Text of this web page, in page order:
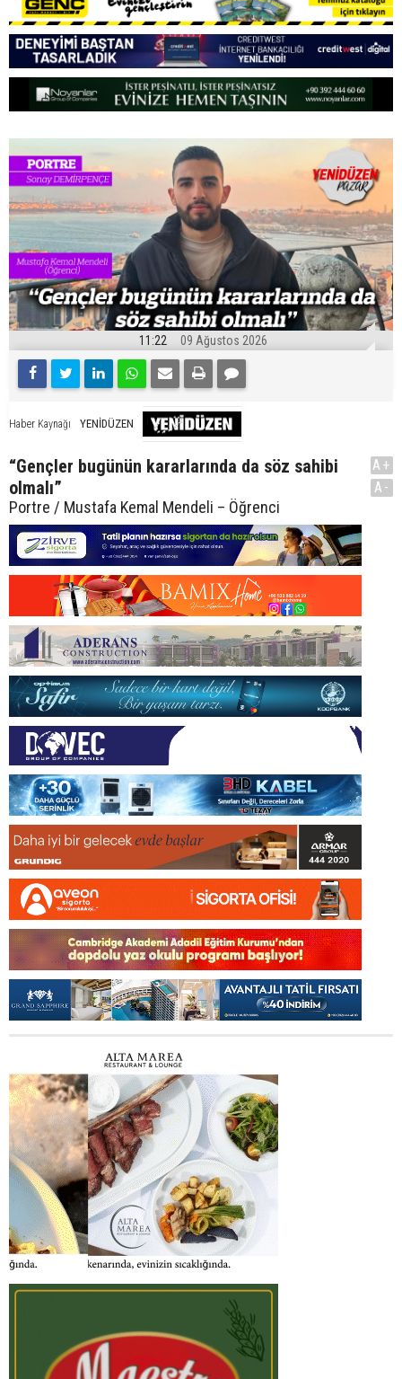
11:22 09 Ağustos 2026
Haber Kaynağı YENİDÜZEN
“Gençler bugünün kararlarında da söz sahibi
olmalı”
Portre / Mustafa Kemal Mendeli – Öğrenci
A+
A-